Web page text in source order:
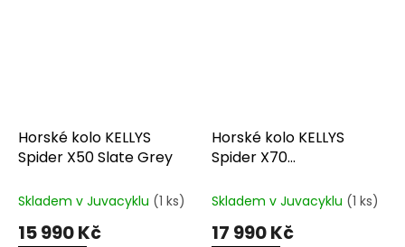
Horské kolo KELLYS
Spider X50 Slate Grey
Skladem v Juvacyklu (1 ks)
15 990 Kč
Horské kolo KELLYS
Spider X70
Skladem v Juvacyklu (1 ks)
17 990 Kč